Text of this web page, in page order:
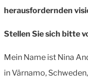
herausfordernden
Stellen Sie sich bitte
Mein Name ist Nina
in Värnamo,